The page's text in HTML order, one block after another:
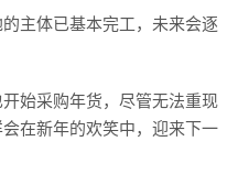
主体已基本完工，未来会逐
始采购年货，尽管无法重现
在新年的欢笑中，迎来下一